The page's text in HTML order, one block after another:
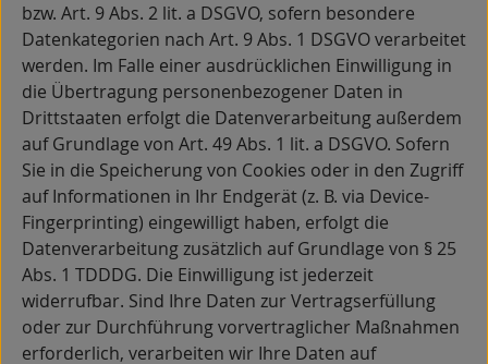
bzw. Art. 9 Abs. 2 lit. a DSGVO, sofern besondere
Datenkategorien nach Art. 9 Abs. 1 DSGVO verarbeitet
werden. Im Falle einer ausdrücklichen Einwilligung in
die Übertragung personenbezogener Daten in
Drittstaaten erfolgt die Datenverarbeitung außerdem
auf Grundlage von Art. 49 Abs. 1 lit. a DSGVO. Sofern
Sie in die Speicherung von Cookies oder in den Zugriff
auf Informationen in Ihr Endgerät (z. B. via Device-
Fingerprinting) eingewilligt haben, erfolgt die
Datenverarbeitung zusätzlich auf Grundlage von § 25
Abs. 1 TDDDG. Die Einwilligung ist jederzeit
widerrufbar. Sind Ihre Daten zur Vertragserfüllung
oder zur Durchführung vorvertraglicher Maßnahmen
erforderlich, verarbeiten wir Ihre Daten auf